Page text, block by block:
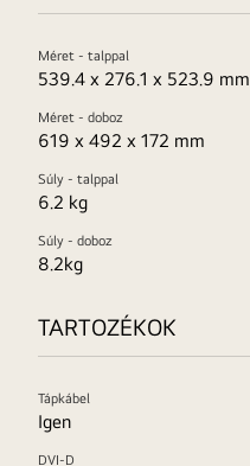
Méret - talppal
539.4 x 276.1 x 523.9 mm
Méret - doboz
619 x 492 x 172 mm
Súly - talppal
6.2 kg
Súly - doboz
8.2kg
TARTOZÉKOK
Tápkábel
Igen
DVI-D